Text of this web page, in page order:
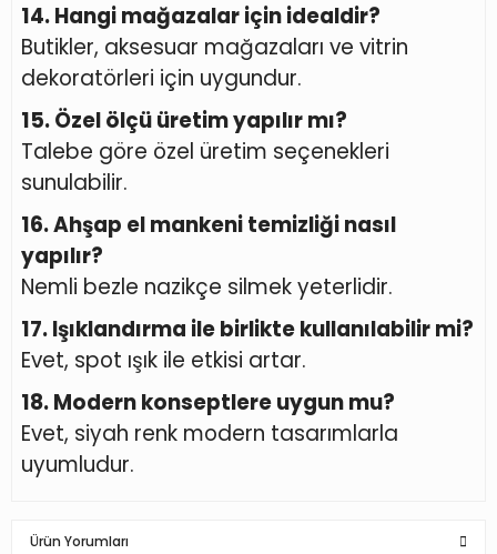
14. Hangi mağazalar için idealdir?
Butikler, aksesuar mağazaları ve vitrin
dekoratörleri için uygundur.
15. Özel ölçü üretim yapılır mı?
Talebe göre özel üretim seçenekleri
sunulabilir.
16. Ahşap el mankeni temizliği nasıl
yapılır?
Nemli bezle nazikçe silmek yeterlidir.
17. Işıklandırma ile birlikte kullanılabilir mi?
Evet, spot ışık ile etkisi artar.
18. Modern konseptlere uygun mu?
Evet, siyah renk modern tasarımlarla
uyumludur.
Ürün Yorumları